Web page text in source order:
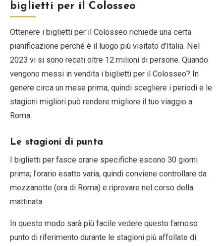
biglietti per il Colosseo
Ottenere i biglietti per il Colosseo richiede una certa
pianificazione perché è il luogo più visitato d’Italia. Nel
2023 vi si sono recati oltre 12 milioni di persone. Quando
vengono messi in vendita i biglietti per il Colosseo? In
genere circa un mese prima, quindi scegliere i periodi e le
stagioni migliori può rendere migliore il tuo viaggio a
Roma.
Le stagioni di punta
I biglietti per fasce orarie specifiche escono 30 giorni
prima; l'orario esatto varia, quindi conviene controllare da
mezzanotte (ora di Roma) e riprovare nel corso della
mattinata.
In questo modo sarà più facile vedere questo famoso
punto di riferimento durante le stagioni più affollate di